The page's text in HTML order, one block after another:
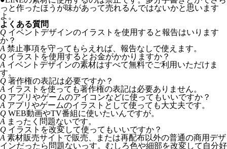
っと作ったほうが味があって売れるんではないかと思います
よ。
よくある質問
Q イベントデザインのイラストを使用すると報告はいります
か？
A 禁止事項を守ってもらえれば、報告なしで使えます。
Q イラストを使用するとお金がかかりますか？
A イベントデザインの素材はすべて無料でご利用いただけま
す。
Q 著作権の表記は必要ですか？
A イラストを使っても著作権の表記は必要ありません。
Q アプリやゲームのアイコンなどに使ってもいいですか？
A アプリやゲームのイラストとして使っても大丈夫です。
Q WEB動画やTV番組に使いたいんですが。
A まったく問題ないです。
Q イラストを改変して使ってもいいですか？
A 素材販売サイトで販売、または再配布以外の普通の商用デザ
インだったら問題ないっす。むしろ色や細部を改変して自分好